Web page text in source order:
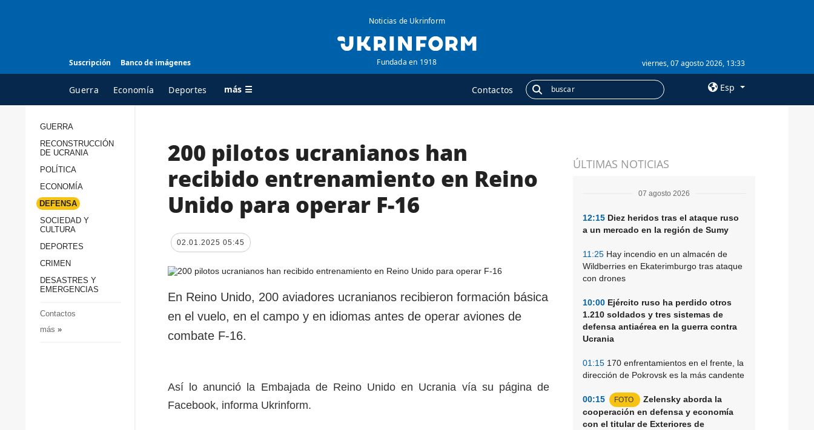
Suscripción Banco de imágenes
Noticias de Ukrinform
Fundada en 1918 viernes, 07 agosto 2026, 13:33
Guerra Economía Deportes más ☰ Contactos Esp
TODAS LAS
Sociedad y Cultura
AGENCIA
contacto
condiciones de
suscripción
protección de datos
ADICIONAL
Publicaciones
Suscripción
GUERRA
RECONSTRUCCIÓN
DE UCRANIA
POLÍTICA
ECONOMÍA
DEFENSA
SOCIEDAD Y
CULTURA
DEPORTES
CRIMEN
DESASTRES Y
EMERGENCIAS
Contactos
más »
ÚLTIMAS NOTICIAS
07 agosto 2026
12:15 Diez heridos tras el ataque ruso
a un mercado en la región de Sumy
11:25 Hay incendio en un almacén de
Wildberries en Ekaterimburgo tras ataque
con drones
10:00 Ejército ruso ha perdido otros
1.210 soldados y tres sistemas de
defensa antiaérea en la guerra contra
Ucrania
01:15 170 enfrentamientos en el frente, la
dirección de Pokrovsk es la más candente
00:15 FOTO
Zelensky aborda la
cooperación en defensa y economía
con el titular de Exteriores de
200 pilotos ucranianos han
recibido entrenamiento en Reino
Unido para operar F-16
02.01.2025 05:45
En Reino Unido, 200 aviadores ucranianos recibieron formación básica
en el vuelo, en el campo y en idiomas antes de operar aviones de
combate F-16.
Así lo anunció la Embajada de Reino Unido en Ucrania vía su página de
Facebook, informa Ukrinform.